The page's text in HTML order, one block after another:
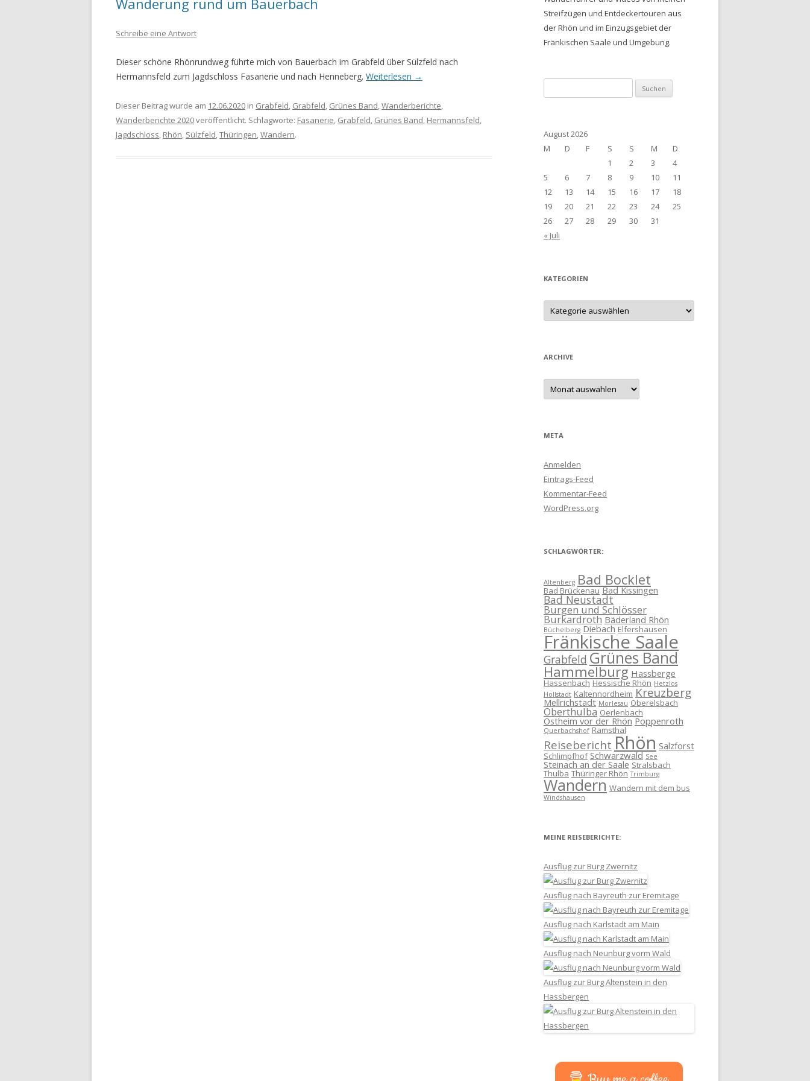
MEINE WANDERUNGEN 2021
KREUZBERG BIS HAMMELBURG
MAINTAL
Wanderung rund um Bauerbach
Schreibe eine Antwort
Dieser schöne Rhönrundweg führte mich von Bauerbach im Grabfeld über Sülzfeld nach
Hermannsfeld zum Jagdschloss Fasanerie und nach Henneberg. Weiterlesen →
Dieser Beitrag wurde am 12.06.2020 in Grabfeld, Grabfeld, Grünes Band,Wanderberichte,
Wanderberichte 2020veröffentlicht. Schlagworte: Fasanerie, Grabfeld, Grünes Band, Hermannsfeld,
Jagdschloss, Rhön, Sülzfeld,Thüringen,Wandern.
Streifzügen und Entdeckertouren aus
der Rhön und im Einzugsgebiet der
Fränkischen Saale und Umgebung.
nach:
August 2026
M
D F S S M
D
1
2 3
4
5
6 7 8 9 10
11
12
13 14 15 16 17
18
19
20 21 22 23 24
25
26
27 28 29 30
31
« Juli
KATEGORIEN
Kategorien
ARCHIVE
Archive
META
Anmelden
Eintrags-Feed
Kommentar-Feed
WordPress.org
SCHLAGWÖRTER:
Altenberg Bad Bocklet
Bad Brückenau Bad Kissingen
Bad Neustadt
Burgen und Schlösser
Burkardroth Bäderland Rhön
Büchelberg Diebach Elfershausen
Fränkische Saale
Grabfeld Grünes Band
Hammelburg Hassberge
Hassenbach Hessische Rhön Hetzlos
Hollstadt Kaltennordheim Kreuzberg
Mellrichstadt Morlesau Oberelsbach
Oberthulba Oerlenbach
Ostheim vor der Rhön Poppenroth
Querbachshof Ramsthal
ReiseberichtRhön Salzforst
Schlimpfhof Schwarzwald See
Steinach an der Saale Stralsbach
Thulba Thüringer Rhön Trimburg
Wandern Wandern mit dem bus
Windshausen
MEINE REISEBERICHTE:
Ausflug zur Burg Zwernitz
Ausflug nach Bayreuth zur Eremitage
Ausflug nach Karlstadt am Main
Ausflug nach Neunburg vorm Wald
Ausflug zur Burg Altenstein in den
Hassbergen